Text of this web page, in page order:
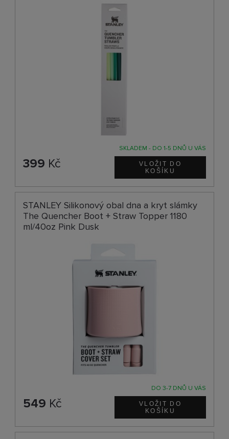
SKLADEM - DO 1-5 DNŮ U VÁS
399 Kč
STANLEY Silikonový obal dna a kryt slámky
The Quencher Boot + Straw Topper 1180
ml/40oz Pink Dusk
DO 3-7 DNŮ U VÁS
549 Kč